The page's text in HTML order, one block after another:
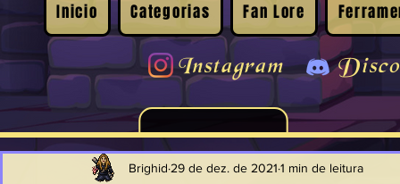
Inicio Categorias Fan Lore
Instagram
Brighid 29 de dez. de 2021 1 min de leitura